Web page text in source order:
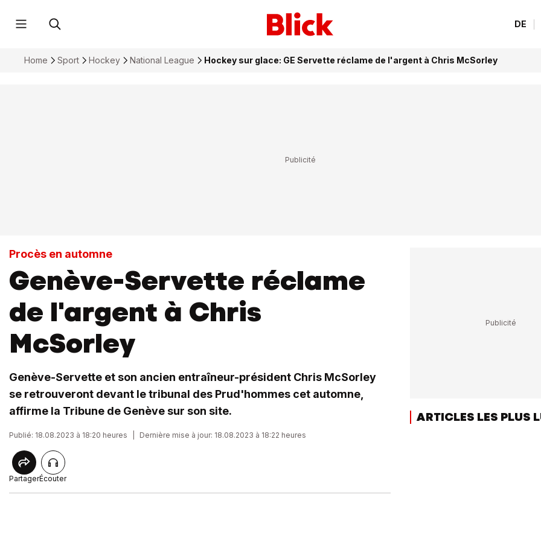
DE
Home Sport Hockey National League Hockey sur glace: GE Servette réclame de l'argent à Chris McSorley
Procès en automne
Genève-Servette réclame
de l'argent à Chris
McSorley
Genève-Servette et son ancien entraîneur-président Chris McSorley
se retrouveront devant le tribunal des Prud'hommes cet automne,
affirme la Tribune de Genève sur son site.
Publié: 18.08.2023 à 18:20 heures Dernière mise à jour: 18.08.2023 à 18:22 heures
PartagerÉcouter
ARTICLES LES PLUS